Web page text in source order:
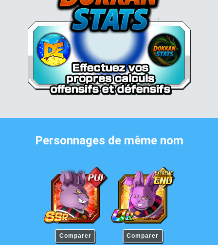
Personnages de même nom
Comparer Comparer